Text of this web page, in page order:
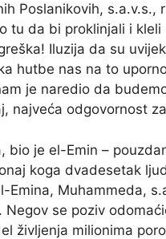
Poslanikovih, s.a.v.s.,
tu da bi proklinjali i
Iluzija da su
hutbe nas na to
je naredio da
najveća odgovornost
bio je el-Emin –
koga dvadesetak
Emina, Muhammeda,
se poziv
življenja milionima